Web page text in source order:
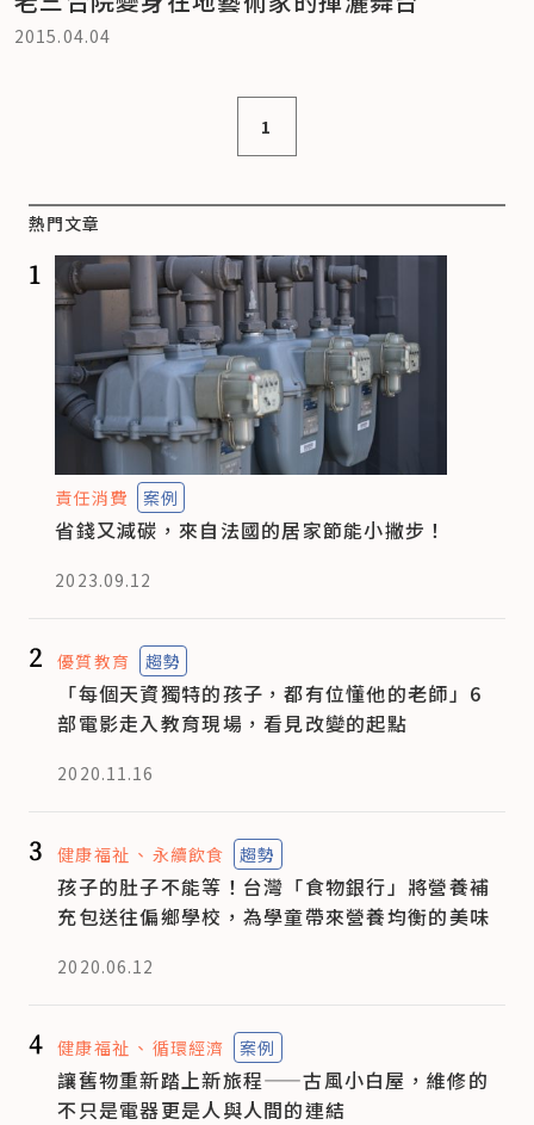
2015.04.04
1
熱門文章
1
責任消費 案例
省錢又減碳，來自法國的居家節能小撇步！
2023.09.12
2 優質教育 趨勢
「每個天資獨特的孩子，都有位懂他的老師」6
部電影走入教育現場，看見改變的起點
2020.11.16
3 健康福祉 永續飲食 趨勢
孩子的肚子不能等！台灣「食物銀行」將營養補
充包送往偏鄉學校，為學童帶來營養均衡的美味
2020.06.12
4 健康福祉 循環經濟 案例
讓舊物重新踏上新旅程——古風小白屋，維修的
不只是電器更是人與人間的連結